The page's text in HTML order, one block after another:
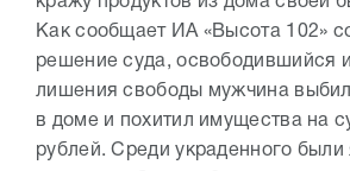
Как сообщает ИА «Высота 102»
решение суда, освободившийся
лишения свободы мужчина
в доме и похитил имущества на
рублей. Среди украденного